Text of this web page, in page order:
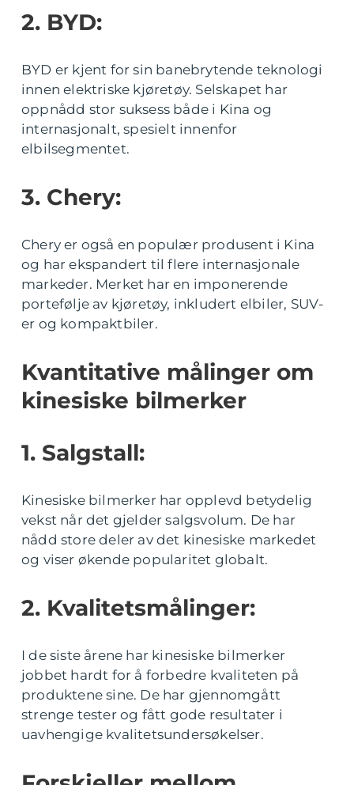
2. BYD:
BYD er kjent for sin banebrytende teknologi
innen elektriske kjøretøy. Selskapet har
oppnådd stor suksess både i Kina og
internasjonalt, spesielt innenfor
elbilsegmentet.
3. Chery:
Chery er også en populær produsent i Kina
og har ekspandert til flere internasjonale
markeder. Merket har en imponerende
portefølje av kjøretøy, inkludert elbiler, SUV-
er og kompaktbiler.
Kvantitative målinger om
kinesiske bilmerker
1. Salgstall:
Kinesiske bilmerker har opplevd betydelig
vekst når det gjelder salgsvolum. De har
nådd store deler av det kinesiske markedet
og viser økende popularitet globalt.
2. Kvalitetsmålinger:
I de siste årene har kinesiske bilmerker
jobbet hardt for å forbedre kvaliteten på
produktene sine. De har gjennomgått
strenge tester og fått gode resultater i
uavhengige kvalitetsundersøkelser.